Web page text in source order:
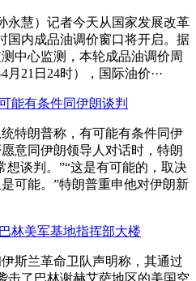
永慧）记者今天从国家发展改革
国内成品油调价窗口将开启。据
中心监测，本轮成品油调价周
21日24时），国际油价···
能有条件同伊朗谈判
特朗普称，有可能有条件同伊
意同伊朗领导人对话时，特朗
想谈判。”“这是有可能的，取决
可能。”特朗普重申他对伊朗新
林美军基地指挥部大楼
斯兰革命卫队声明称，其通过
击了巴林谢赫艾萨地区的美国空